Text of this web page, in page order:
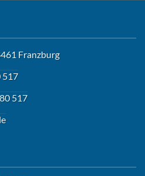
Franzburg
517
517